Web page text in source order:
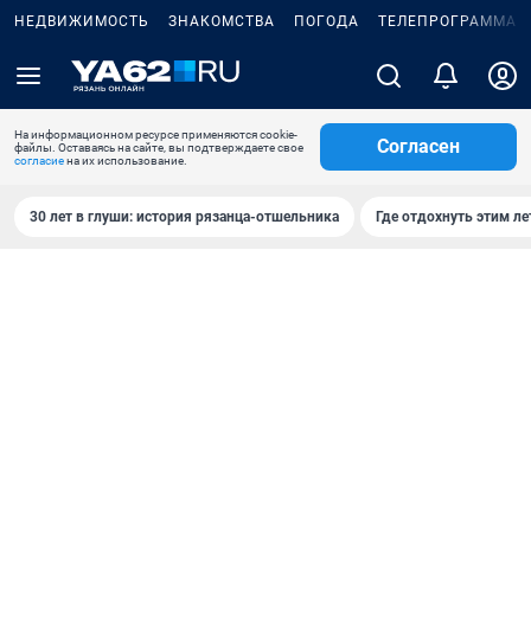
НЕДВИЖИМОСТЬ ЗНАКОМСТВА ПОГОДА ТЕЛЕПРОГРАММА
На информационном ресурсе применяются cookie-
файлы. Оставаясь на сайте, вы подтверждаете свое
согласиена их использование.
Согласен
30 лет в глуши: история рязанца-отшельника Где отдохнуть этим